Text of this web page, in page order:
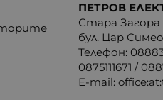
ПЕТРОВ
Стара Загора
бул. Цар
Телефон:
0875111671 /
E-mail: